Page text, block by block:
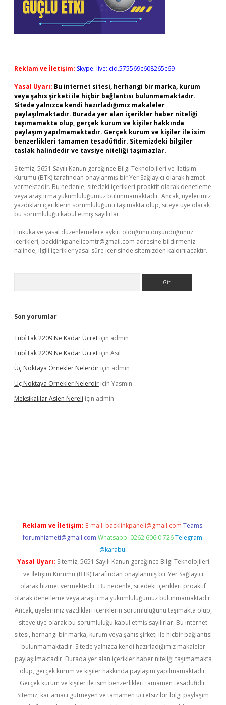
Reklam ve İletişim: Skype: live:.cid.575569c608265c69
Yasal Uyarı: Bu internet sitesi, herhangi bir marka, kurum
veya şahıs şirketi ile hiçbir bağlantısı bulunmamaktadır.
Sitede yalnızca kendi hazırladığımız makaleler
paylaşılmaktadır. Burada yer alan içerikler haber niteliği
taşımamakta olup, gerçek kurum ve kişiler hakkında
paylaşım yapılmamaktadır. Gerçek kurum ve kişiler ile isim
benzerlikleri tamamen tesadüfidir. Sitemizdeki bilgiler
taslak halindedir ve tavsiye niteliği taşımazlar.
Sitemiz, 5651 Sayılı Kanun gereğince Bilgi Teknolojileri ve İletişim
Kurumu (BTK) tarafından onaylanmış bir Yer Sağlayıcı olarak hizmet
vermektedir. Bu nedenle, sitedeki içerikleri proaktif olarak denetleme
veya araştırma yükümlülüğümüz bulunmamaktadır. Ancak, üyelerimiz
yazdıkları içeriklerin sorumluluğunu taşımakta olup, siteye üye olarak
bu sorumluluğu kabul etmiş sayılırlar.
Hukuka ve yasal düzenlemelere aykırı olduğunu düşündüğünüz
içerikleri, backlinkpanelicomtr@gmail.com adresine bildirmeniz
halinde, ilgili içerikler yasal süre içerisinde sitemizden kaldırılacaktır.
Son yorumlar
Tübi̇Tak 2209 Ne Kadar Ücret için admin
Tübi̇Tak 2209 Ne Kadar Ücret için Asil
Üç Noktaya Örnekler Nelerdir için admin
Üç Noktaya Örnekler Nelerdir için Yasmin
Meksikalılar Aslen Nereli için admin
Reklam ve İletişim: E-mail: backlinkpaneli@gmail.com Teams:
forumhizmeti@gmail.com Whatsapp: 0262 606 0 726 Telegram:
@karabul
Yasal Uyarı: Sitemiz, 5651 Sayılı Kanun gereğince Bilgi Teknolojileri
ve İletişim Kurumu (BTK) tarafından onaylanmış bir Yer Sağlayıcı
olarak hizmet vermektedir. Bu nedenle, sitedeki içerikleri proaktif
olarak denetleme veya araştırma yükümlülüğümüz bulunmamaktadır.
Ancak, üyelerimiz yazdıkları içeriklerin sorumluluğunu taşımakta olup,
siteye üye olarak bu sorumluluğu kabul etmiş sayılırlar. Bu internet
sitesi, herhangi bir marka, kurum veya şahıs şirketi ile hiçbir bağlantısı
bulunmamaktadır. Sitede yalnızca kendi hazırladığımız makaleler
paylaşılmaktadır. Burada yer alan içerikler haber niteliği taşımamakta
olup, gerçek kurum ve kişiler hakkında paylaşım yapılmamaktadır.
Gerçek kurum ve kişiler ile isim benzerlikleri tamamen tesadüfidir.
Sitemiz, kar amacı gütmeyen ve tamamen ücretsiz bir bilgi paylaşım